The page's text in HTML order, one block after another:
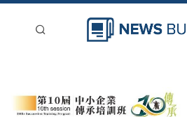
新聞稿分類